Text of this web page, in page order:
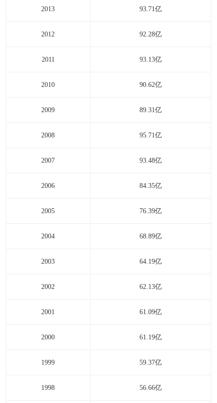
2013 93.71亿
2012 92.28亿
2011 93.13亿
2010 90.62亿
2009 89.31亿
2008 95.71亿
2007 93.48亿
2006 84.35亿
2005 76.39亿
2004 68.89亿
2003 64.19亿
2002 62.13亿
2001 61.09亿
2000 61.19亿
1999 59.37亿
1998 56.66亿